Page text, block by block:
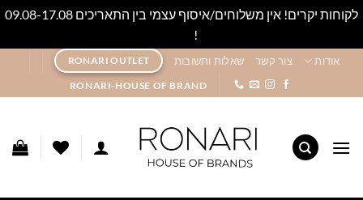
לקוחות יקרים! אין משלוחים/איסוף עצמי בין התאריכים 09.08-17.08
!
content
אודות צור קשר שאלות ותשובות RONARI OUTLET
RONARI-HOUSE OF BRAND